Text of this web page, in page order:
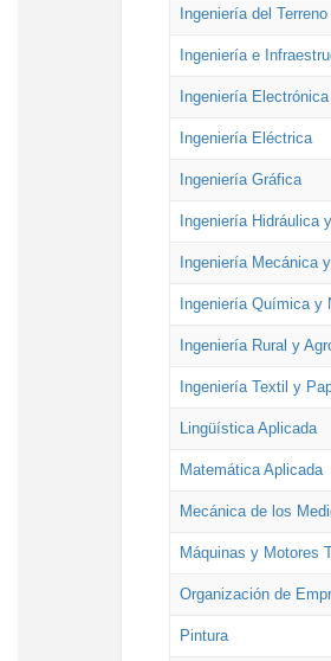
Ingeniería del Terreno
Ingeniería e
Ingeniería Electrónica
Ingeniería Eléctrica
Ingeniería Gráfica
Ingeniería Hidráulica
Ingeniería Mecánica
Ingeniería Química y
Ingeniería Rural y
Ingeniería Textil y
Lingüística Aplicada
Matemática Aplicada
Mecánica de los
Máquinas y Motores
Organización de
Pintura